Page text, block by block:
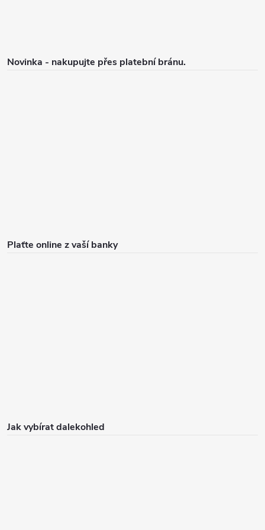
Novinka - nakupujte přes platební bránu.
Plaťte online z vaší banky
Jak vybírat dalekohled